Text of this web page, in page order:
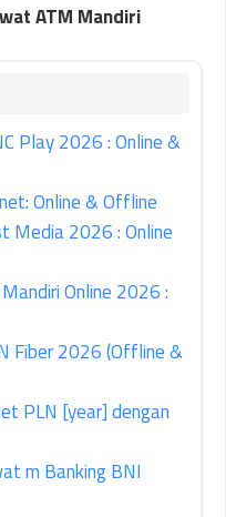
ATM Mandiri
Play 2026 : Online &
Online & Offline
Media 2026 : Online
Online 2026 :
Fiber 2026 (Offline &
PLN [year] dengan
m Banking BNI